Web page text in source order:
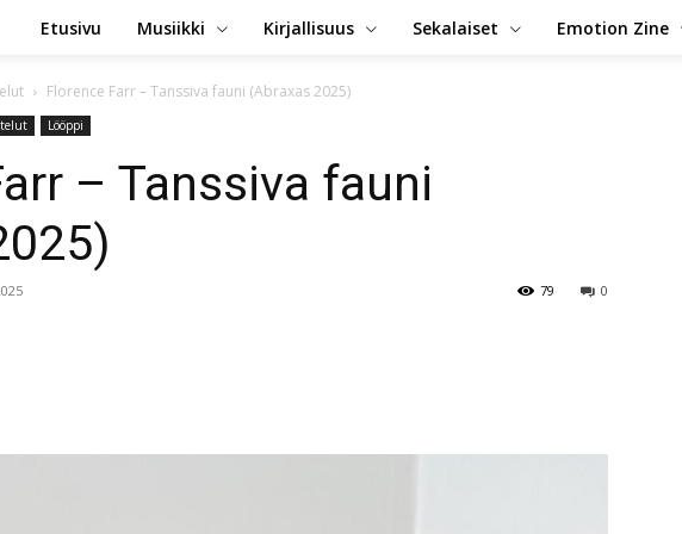
Etusivu Musiikki Kirjallisuus Sekalaiset Emotion Zine
Florence Farr – Tanssiva fauni (Abraxas 2025)
Lööppi
– Tanssiva fauni
0
79